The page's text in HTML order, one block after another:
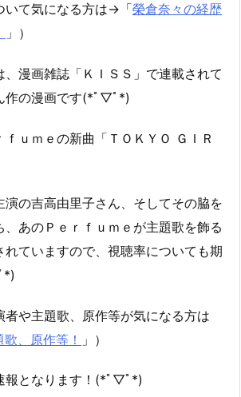
いて気になる方は→「榮倉奈々の経歴
」）
、漫画雑誌「ＫＩＳＳ」で連載されて
作の漫画です(*ﾟ▽ﾟ*)
ｆｕｍｅの新曲「ＴＯＫＹＯ ＧＩＲ
演の吉高由里子さん、そしてその脇を
あのＰｅｒｆｕｍｅが主題歌を飾る
れていますので、視聴率についても期
*)
者や主題歌、原作等が気になる方は
、原作等！ 」）
報となります！(*ﾟ▽ﾟ*)